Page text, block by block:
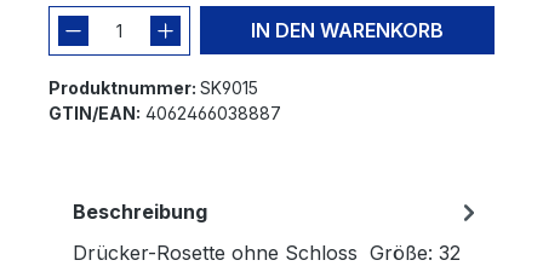
IN DEN WARENKORB
Produktnummer: SK9015
GTIN/EAN: 4062466038887
Beschreibung
Drücker-Rosette ohne Schloss Größe: 32